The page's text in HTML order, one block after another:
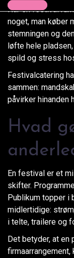
Contact us
Når en festival
noget, man køber
stemningen og
løfte hele
spild og stress
Festivalcatering
sammen:
påvirker hinanden
Hvad
En festival er et
skifter.
Publikum topper i
midlertidige:
i telte, trailere og
Det betyder, at en